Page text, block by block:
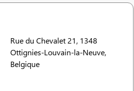
Rue du Chevalet 21, 1348
Ottignies-Louvain-la-Neuve,
Belgique